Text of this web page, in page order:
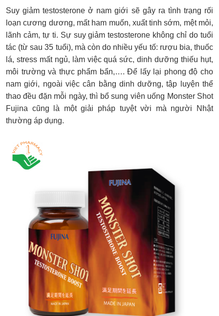
Suy giảm testosterone ở nam giới sẽ gây ra tình trạng rối
loạn cương dương, mất ham muốn, xuất tinh sớm, mệt mỏi,
lãnh cảm, tự ti. Sự suy giảm testosterone không chỉ do tuổi
tác (từ sau 35 tuổi), mà còn do nhiều yếu tố: rượu bia, thuốc
lá, stress mất ngủ, làm việc quá sức, dinh dưỡng thiếu hụt,
môi trường và thực phẩm bẩn,…. Để lấy lại phong độ cho
nam giới, ngoài việc cân bằng dinh dưỡng, tập luyện thể
thao đều đặn mỗi ngày, thì bổ sung viên uống Monster Shot
Fujina cũng là một giải pháp tuyệt vời mà người Nhật
thường áp dụng.